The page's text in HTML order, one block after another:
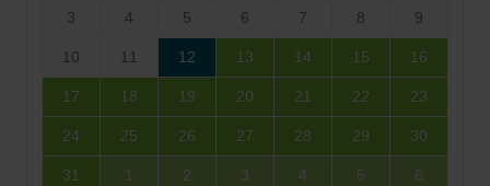
3 4 5 6 7 8 9
10 11 12 13 14 15 16
17 18 19 20 21 22 23
24 25 26 27 28 29 30
31 1 2 3 4 5 6